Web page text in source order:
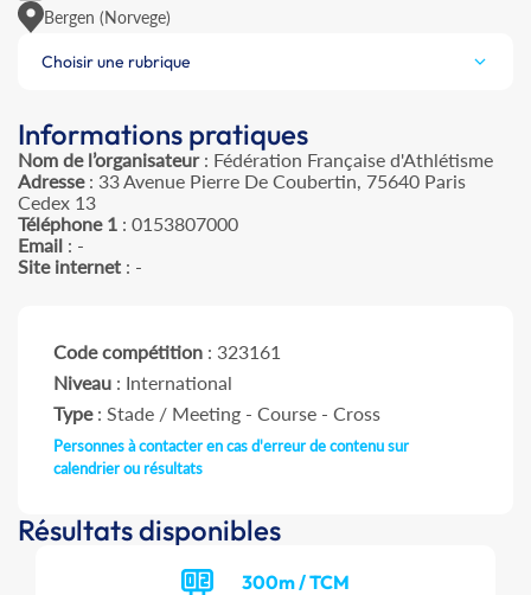
Bergen (Norvege)
Choisir une rubrique
Informations pratiques
Nom de l’organisateur: Fédération Française d'Athlétisme
Adresse: 33 Avenue Pierre De Coubertin, 75640 Paris
Cedex 13
Téléphone 1 : 0153807000
Email : -
Site internet : -
Code compétition : 323161
Niveau : International
Type: Stade / Meeting - Course - Cross
Personnes à contacter en cas d'erreur de contenu sur
calendrier ou résultats
Résultats disponibles
300m / TCM